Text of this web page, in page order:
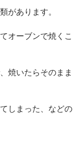
があります。
オーブンで焼くこ
焼いたらそのまま
しまった、などの